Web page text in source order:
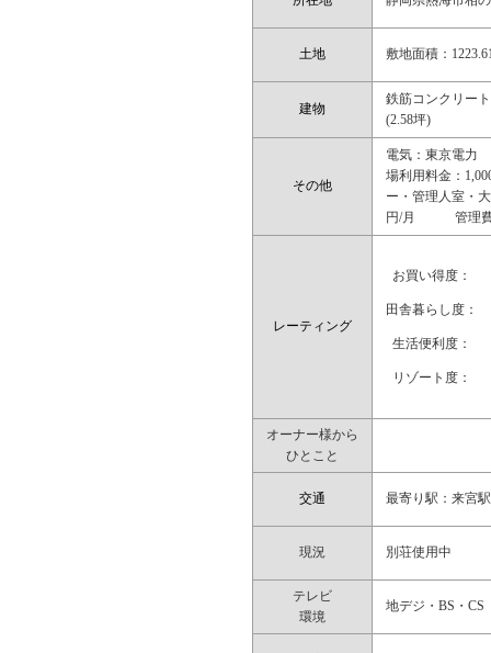
土地 敷地面積：
建物
鉄筋コンクリー
(2.58坪)
その他
電気：東京電
場利用料金：
ー・管理人室・
円/月 管理費
レーティング
お買い得度：
田舎暮らし度：
生活便利度：
リゾート度：
オーナー様から
ひとこと
交通 最寄り駅：来
現況 別荘使用中
テレビ
環境
地デジ・BS・CS